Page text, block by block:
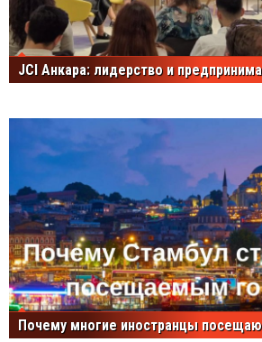
JCI Анкара: лидерство и
Почему многие иностранцы